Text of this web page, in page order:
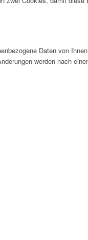
Daten von
werden nach